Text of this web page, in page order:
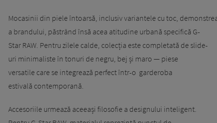
Mocasinii din piele întoarsă, inclusiv variantele cu toc,
a brandului, păstrând însă acea atitudine urbană specifică G-
Star RAW. Pentru zilele calde, colecția este completată de slide-
uri minimaliste în tonuri de negru, bej și maro — piese
versatile care se integrează perfect într-o garderoba
estivală contemporană.
Accesoriile urmează aceeași filosofie a designului inteligent.